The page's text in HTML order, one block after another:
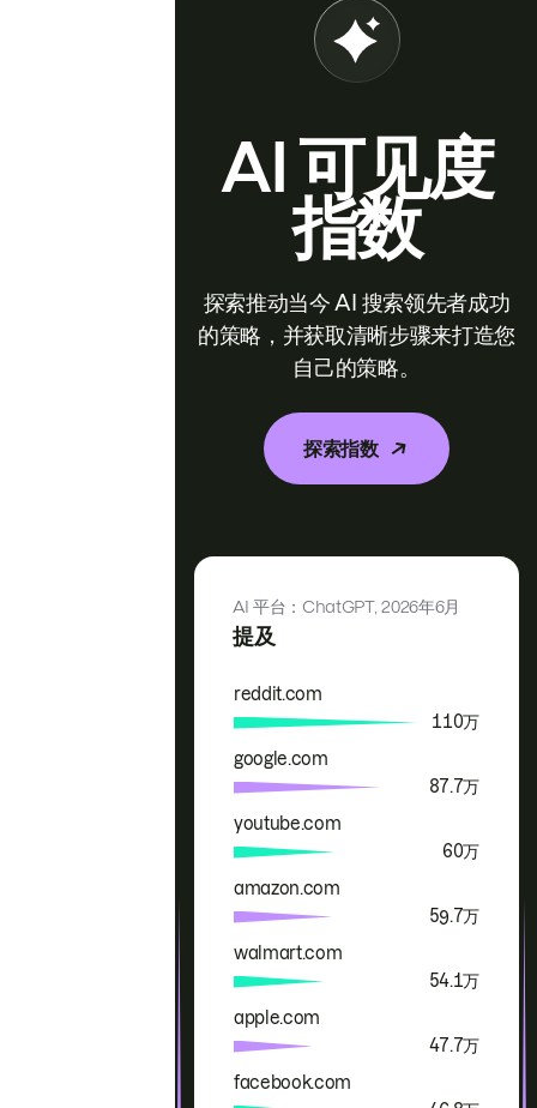
AI 可见度
指数
探索推动当今 AI 搜索领先者成功
的策略，并获取清晰步骤来打造您
自己的策略。
探索指数
提及
AI 平台：ChatGPT,2026年6月
品牌 提及
reddit.com
110万
google.com
87.7万
youtube.com
60万
amazon.com
59.7万
walmart.com
54.1万
apple.com
47.7万
facebook.com